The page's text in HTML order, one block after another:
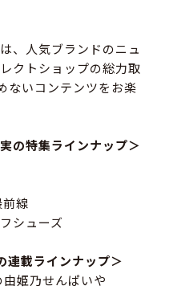
、人気ブランドのニュ
クトショップの総力取
いコンテンツをお楽
の特集ラインナップ＞
前線
シューズ
連載ラインナップ＞
姫乃せんぱいや